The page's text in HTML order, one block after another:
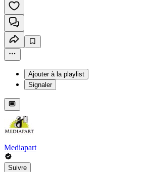
Ajouter à la playlist
Signaler
Mediapart
Suivre